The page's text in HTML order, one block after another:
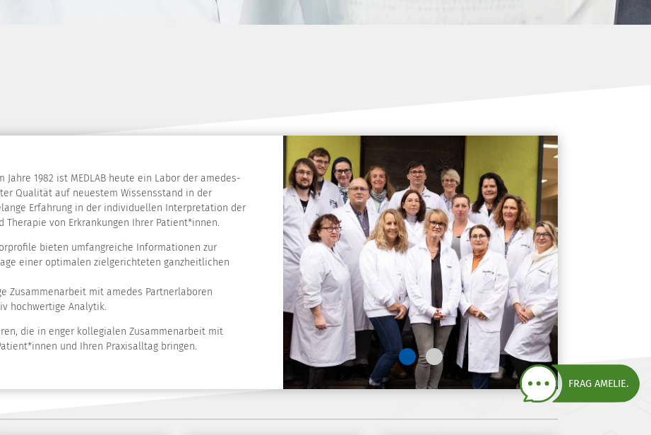
Jahre 1982 ist MEDLAB heute ein Labor der amedes-
Qualität auf neuestem Wissensstand in der
Erfahrung in der individuellen Interpretation der
von Erkrankungen Ihrer Patient*innen.
bieten umfangreiche Informationen zur
einer optimalen zielgerichteten ganzheitlichen
Zusammenarbeit mit amedes Partnerlaboren
hochwertige Analytik.
die in enger kollegialen Zusammenarbeit mit
und Ihren Praxisalltag bringen.
FRAG AMELIE.